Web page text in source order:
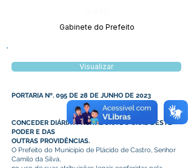
Gabinete do Prefeito
Visualizar
PORTARIA Nº. 095 DE 28 DE JUNHO DE 2023
CONCEDER DIÁRIA A VISITADORA DO CRAS DESTE
PODER E DAS
OUTRAS PROVIDÊNCIAS.
O Prefeito do Município de Plácido de Castro, Senhor
Camilo da Silva,